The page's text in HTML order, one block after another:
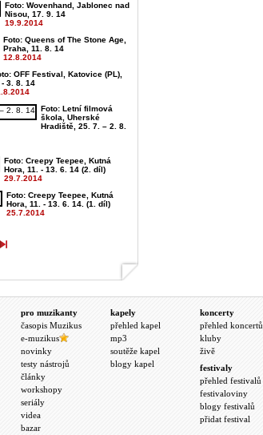
Foto: Wovenhand, Jablonec nad
Nisou, 17. 9. 14
19.9.2014
Foto: Queens of The Stone Age,
Praha, 11. 8. 14
12.8.2014
OFF Festival, Katovice (PL),
- 3. 8. 14
Foto: Letní filmová
škola, Uherské
Hradiště, 25. 7. – 2. 8.
Foto: Creepy Teepee, Kutná
Hora, 11. - 13. 6. 14 (2. díl)
29.7.2014
Foto: Creepy Teepee, Kutná
Hora, 11. - 13. 6. 14. (1. díl)
25.7.2014
pro muzikanty
časopis Muzikus
e-muzikus
novinky
testy nástrojů
články
workshopy
seriály
videa
bazar
kapely
přehled kapel
mp3
soutěže kapel
blogy kapel
koncerty
přehled koncertů
kluby
živě
festivaly
přehled festivalů
festivaloviny
blogy festivalů
přidat festival